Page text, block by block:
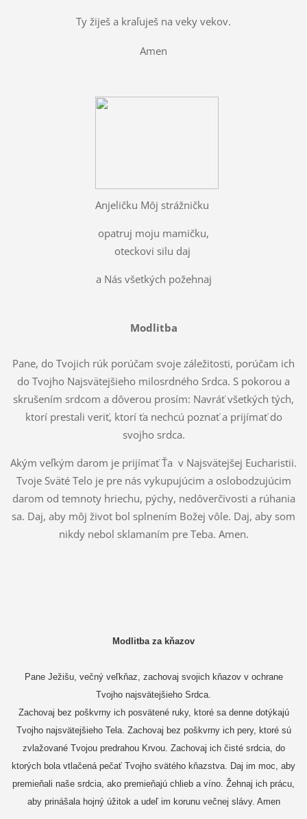
Ty žiješ a kraľuješ na veky vekov.
Amen
Anjeličku Môj strážničku
opatruj moju mamičku,
oteckovi silu daj
a Nás všetkých požehnaj
Modlitba
Pane, do Tvojich rúk porúčam svoje záležitosti, porúčam ich
do Tvojho Najsvätejšieho milosrdného Srdca. S pokorou a
skrušením srdcom a dôverou prosím: Navráť všetkých tých,
ktorí prestali veriť, ktorí ťa nechcú poznať a prijímať do
svojho srdca.
Akým veľkým darom je prijímať Ťa v Najsvätejšej Eucharistii.
Tvoje Sväté Telo je pre nás vykupujúcim a oslobodzujúcim
darom od temnoty hriechu, pýchy, nedôverčivosti a rúhania
sa. Daj, aby môj život bol splnením Božej vôle. Daj, aby som
nikdy nebol sklamaním pre Teba. Amen.
Modlitba za kňazov
Pane Ježišu, večný veľkňaz, zachovaj svojich kňazov v ochrane
Tvojho najsvätejšieho Srdca.
Zachovaj bez poškvrny ich posvätené ruky, ktoré sa denne dotýkajú
Tvojho najsvätejšieho Tela. Zachovaj bez poškvrny ich pery, ktoré sú
zvlažované Tvojou predrahou Krvou. Zachovaj ich čisté srdcia, do
ktorých bola vtlačená pečať Tvojho svätého kňazstva. Daj im moc, aby
premieňali naše srdcia, ako premieňajú chlieb a víno. Žehnaj ich prácu,
aby prinášala hojný úžitok a udeľ im korunu večnej slávy. Amen